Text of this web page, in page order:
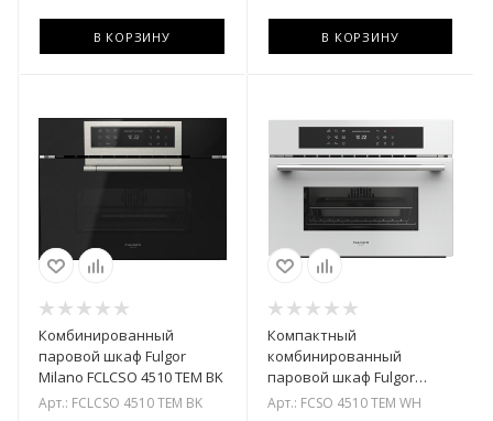
В КОРЗИНУ В КОРЗИНУ
Комбинированный
паровой шкаф Fulgor
Milano FCLCSO 4510 TEM BK
Арт.: FCLCSO 4510 TEM BK
Компактный
комбинированный
паровой шкаф Fulgor
Milano FCSO 4510 TEM WH
Арт.: FCSO 4510 TEM WH